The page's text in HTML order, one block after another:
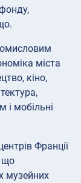
міста
кіно,
і мобільні
Франції
що
музейних